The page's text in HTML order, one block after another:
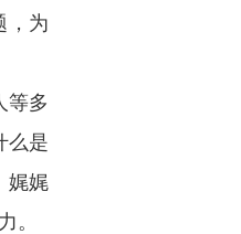
，为
等多
么是
娓娓
。